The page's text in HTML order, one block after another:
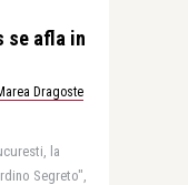
se afla in
Dragoste
la
Segreto",